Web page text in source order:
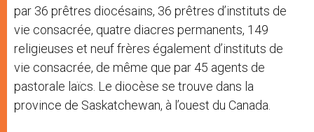
par 36 prêtres diocésains, 36 prêtres d’instituts de
vie consacrée, quatre diacres permanents, 149
religieuses et neuf frères également d’instituts de
vie consacrée, de même que par 45 agents de
pastorale laïcs. Le diocèse se trouve dans la
province de Saskatchewan, à l’ouest du Canada.